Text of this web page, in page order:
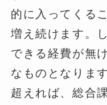
的に入ってくる
増え続けます。
できる経費が無
なものとなりま
超えれば、総合